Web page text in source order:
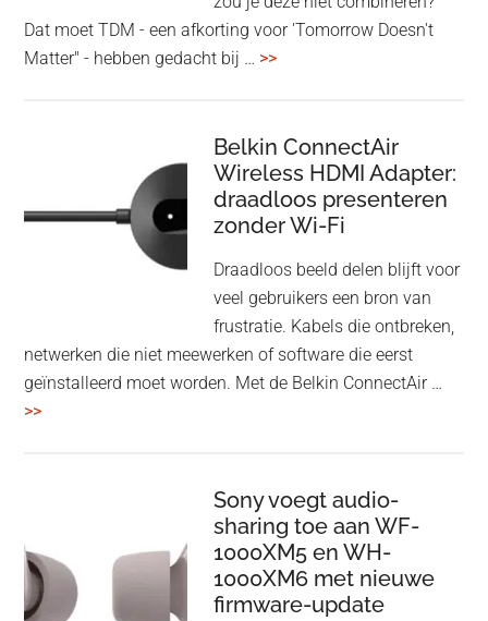
Dat moet TDM - een afkorting voor 'Tomorrow Doesn't
Matter" - hebben gedacht bij … >>overHoofdtelefoon
Speaker
in
een
twist
Belkin ConnectAir
Wireless HDMI Adapter:
draadloos presenteren
zonder Wi-Fi
Draadloos beeld delen blijft voor
veel gebruikers een bron van
frustratie. Kabels die ontbreken,
netwerken die niet meewerken of software die eerst
geïnstalleerd moet worden. Met de Belkin ConnectAir …
>>overBelkin
draadloos
presenteren
zonder
Sony voegt audio-
sharing toe aan WF-
1000XM5 en WH-
1000XM6 met nieuwe
firmware-update